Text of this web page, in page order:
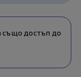
също достъп до